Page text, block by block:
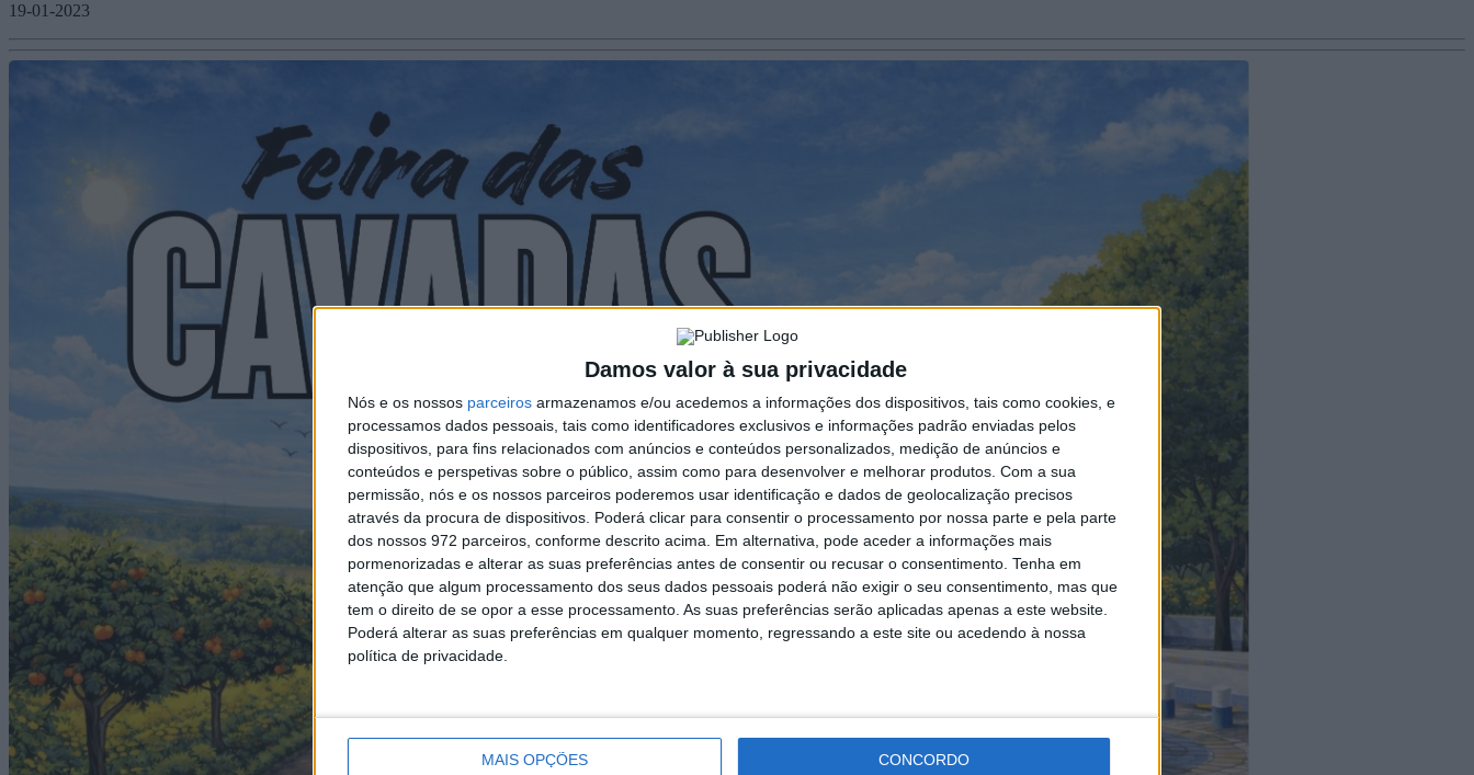
Damos valor à sua privacidade
Nós e os nossos parceiros armazenamos e/ou acedemos a informações dos dispositivos, tais como cookies, e
processamos dados pessoais, tais como identificadores exclusivos e informações padrão enviadas pelos
dispositivos, para fins relacionados com anúncios e conteúdos personalizados, medição de anúncios e
conteúdos e perspetivas sobre o público, assim como para desenvolver e melhorar produtos. Com a sua
permissão, nós e os nossos parceiros poderemos usar identificação e dados de geolocalização precisos
através da procura de dispositivos. Poderá clicar para consentir o processamento por nossa parte e pela parte
dos nossos 972 parceiros, conforme descrito acima. Em alternativa, pode aceder a informações mais
pormenorizadas e alterar as suas preferências antes de consentir ou recusar o consentimento. Tenha em
atenção que algum processamento dos seus dados pessoais poderá não exigir o seu consentimento, mas que
tem o direito de se opor a esse processamento. As suas preferências serão aplicadas apenas a este website.
Poderá alterar as suas preferências em qualquer momento, regressando a este site ou acedendo à nossa
política de privacidade.
MAIS OPÇÕES CONCORDO
19-01-2023